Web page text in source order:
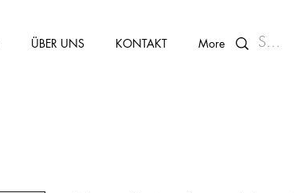
ÜBER UNS KONTAKT More